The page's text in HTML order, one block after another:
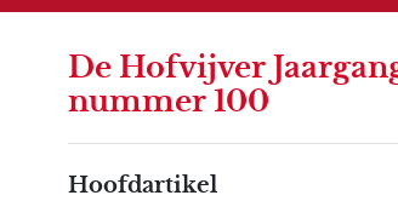
De Hofvijver
nummer 100
Hoofdartikel